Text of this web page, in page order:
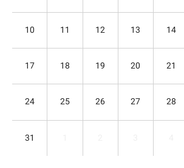
10 11 12 13 14
17 18 19 20 21
24 25 26 27 28
31